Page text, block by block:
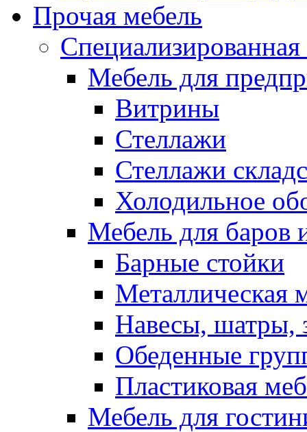
Прочая мебель
Специализированная
Мебель для
Витрины
Стеллажи
Стеллажи
Холодильное
Мебель для баров
Барные стойки
Металлическая
Навесы, шатры,
Обеденные
Пластиковая
Мебель для